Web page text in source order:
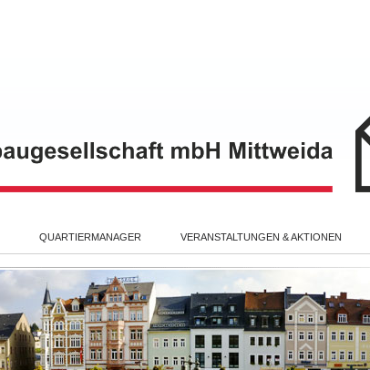
QUARTIERMANAGER VERANSTALTUNGEN & AKTIONEN